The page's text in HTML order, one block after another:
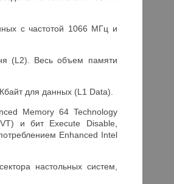
с частотой 1066 МГц и
(L2). Весь объем памяти
для данных (L1 Data).
Memory 64 Technology
и бит Execute Disable,
Enhanced Intel
настольных систем,